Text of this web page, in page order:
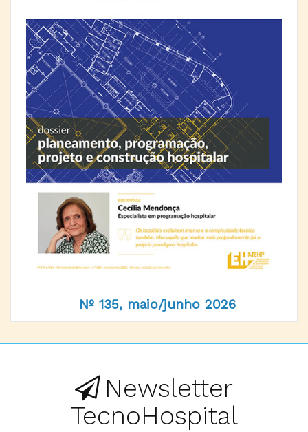
Nº 135, maio/junho 2026
Newsletter
TecnoHospital